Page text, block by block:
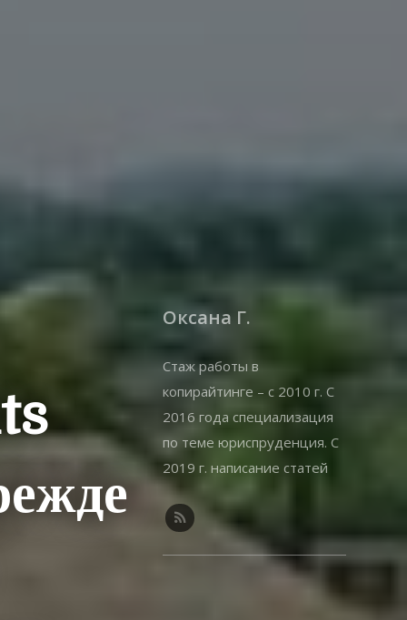
Оксана Г.
Стаж работы в
копирайтинге – с 2010 г. С
2016 года специализация
по теме юриспруденция. С
2019 г. написание статей
на offshorewealth.info –
оффшоры, корпоративные,
иммиграционные вопросы.